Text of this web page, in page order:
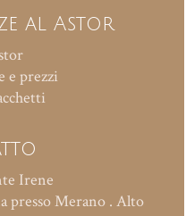
al Astor
e prezzi
Irene
presso Merano. Alto